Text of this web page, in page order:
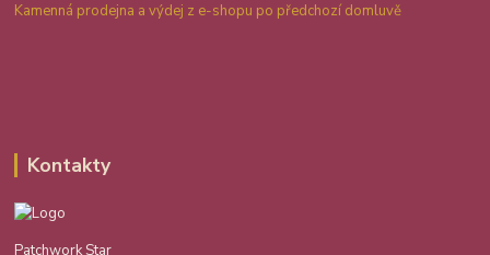
Kamenná prodejna a výdej z e-shopu po předchozí domluvě
Kontakty
Patchwork Star